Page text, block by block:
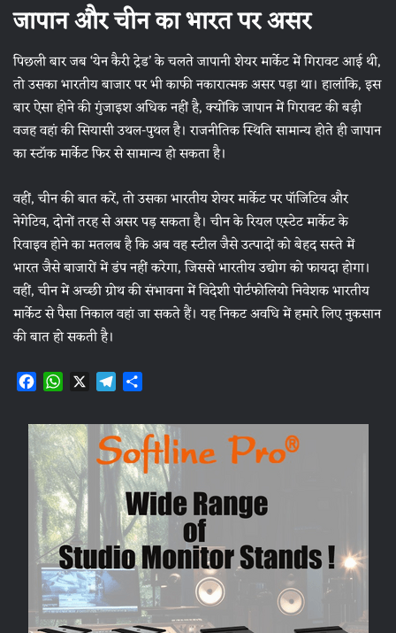
जापान और चीन का भारत पर असर
पिछली बार जब ‘येन कैरी ट्रेड’ के चलते जापानी शेयर मार्केट में गिरावट आई थी,
तो उसका भारतीय बाजार पर भी काफी नकारात्मक असर पड़ा था। हालांकि, इस
बार ऐसा होने की गुंजाइश अधिक नहीं है, क्योंकि जापान में गिरावट की बड़ी
वजह वहां की सियासी उथल-पुथल है। राजनीतिक स्थिति सामान्य होते ही जापान
का स्टॉक मार्केट फिर से सामान्य हो सकता है।
वहीं, चीन की बात करें, तो उसका भारतीय शेयर मार्केट पर पॉजिटिव और
नेगेटिव, दोनों तरह से असर पड़ सकता है। चीन के रियल एस्टेट मार्केट के
रिवाइव होने का मतलब है कि अब वह स्टील जैसे उत्पादों को बेहद सस्ते में
भारत जैसे बाजारों में डंप नहीं करेगा, जिससे भारतीय उद्योग को फायदा होगा।
वहीं, चीन में अच्छी ग्रोथ की संभावना में विदेशी पोर्टफोलियो निवेशक भारतीय
मार्केट से पैसा निकाल वहां जा सकते हैं। यह निकट अवधि में हमारे लिए नुकसान
की बात हो सकती है।
F
c
e
b
o
o
k
W
a
t
s
A
p
p
X T
l
e
g
r
a
m
a
r
e